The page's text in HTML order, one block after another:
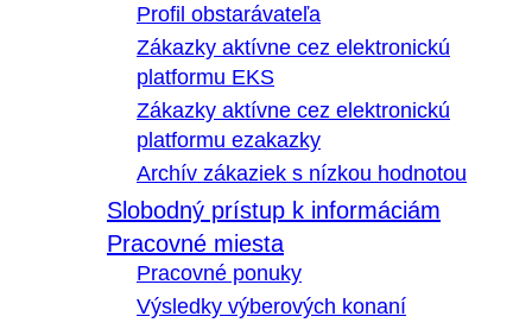
Profil obstarávateľa
Zákazky aktívne cez elektronickú
platformu EKS
Zákazky aktívne cez elektronickú
platformu ezakazky
Archív zákaziek s nízkou hodnotou
Slobodný prístup k informáciám
Pracovné miesta
Pracovné ponuky
Výsledky výberových konaní